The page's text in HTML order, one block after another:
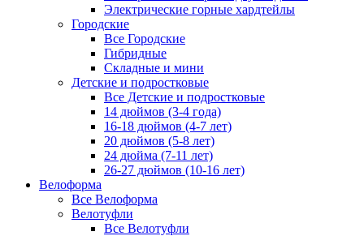
Электрические горные хардтейлы
Городские
Все Городские
Гибридные
Складные и мини
Детские и подростковые
Все Детские и подростковые
14 дюймов (3-4 года)
16-18 дюймов (4-7 лет)
20 дюймов (5-8 лет)
24 дюйма (7-11 лет)
26-27 дюймов (10-16 лет)
Велоформа
Все Велоформа
Велотуфли
Все Велотуфли